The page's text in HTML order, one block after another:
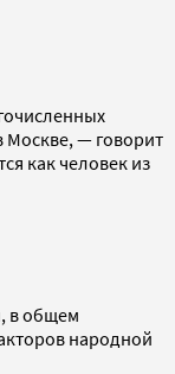
Москве, — говорит
как человек из
в общем
народной